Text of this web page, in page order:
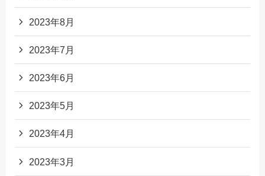
2023年8月
2023年7月
2023年6月
2023年5月
2023年4月
2023年3月